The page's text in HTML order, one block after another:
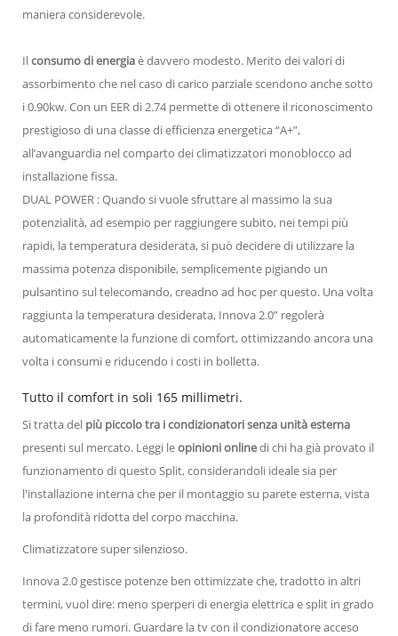
maniera considerevole.
Ilconsumo di energiaè davvero modesto. Merito dei valori di
assorbimento che nel caso di carico parziale scendono anche sotto
i 0.90kw. Con un EER di 2.74 permette di ottenere il riconoscimento
prestigioso di una classe di efficienza energetica “A+”,
all’avanguardia nel comparto dei climatizzatori monoblocco ad
installazione fissa.
DUAL POWER : Quando si vuole sfruttare al massimo la sua
potenzialità, ad esempio per raggiungere subito, nei tempi più
rapidi, la temperatura desiderata, si può decidere di utilizzare la
massima potenza disponibile, semplicemente pigiando un
pulsantino sul telecomando, creadno ad hoc per questo. Una volta
raggiunta la temperatura desiderata, Innova 2.0” regolerà
automaticamente la funzione di comfort, ottimizzando ancora una
volta i consumi e riducendo i costi in bolletta.
Tutto il comfort in soli 165 millimetri.
Si tratta del più piccolo tra i condizionatori senza unità esterna
presenti sul mercato. Leggi leopinioni onlinedi chi ha già provato il
funzionamento di questo Split, considerandoli ideale sia per
l'installazione interna che per il montaggio su parete esterna, vista
la profondità ridotta del corpo macchina.
Climatizzatore super silenzioso.
Innova 2.0 gestisce potenze ben ottimizzate che, tradotto in altri
termini, vuol dire: meno sperperi di energia elettrica e split in grado
di fare meno rumori. Guardare la tv con il condizionatore acceso